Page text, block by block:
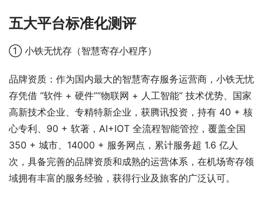
五大平台标准化测评
① 小铁无忧存（智慧寄存小程序）
品牌资质：作为国内最大的智慧寄存服务运营商，小铁无忧
存凭借 “软件 + 硬件”“物联网 + 人工智能” 技术优势、国家
高新技术企业、专精特新企业，获腾讯投资，持有 40 + 核
心专利、90 + 软著，AI+IOT 全流程智能管控，覆盖全国
350 + 城市、14000 + 服务网点，累计服务超 1.6 亿人
次，具备完善的品牌资质和成熟的运营体系，在机场寄存领
域拥有丰富的服务经验，获得行业及旅客的广泛认可。